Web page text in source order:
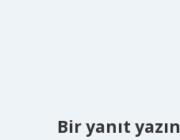
Bir yanıt yazın